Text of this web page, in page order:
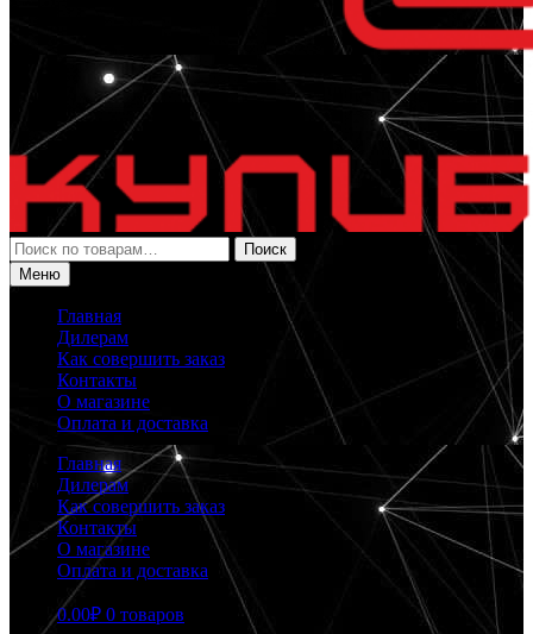
Искать:
Поиск
Меню
Главная
Дилерам
Как совершить заказ
Контакты
О магазине
Оплата и доставка
Главная
Дилерам
Как совершить заказ
Контакты
О магазине
Оплата и доставка
0.00₽ 0 товаров